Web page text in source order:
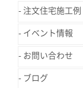
注文住宅施工例
イベント情報
お問い合わせ
ブログ